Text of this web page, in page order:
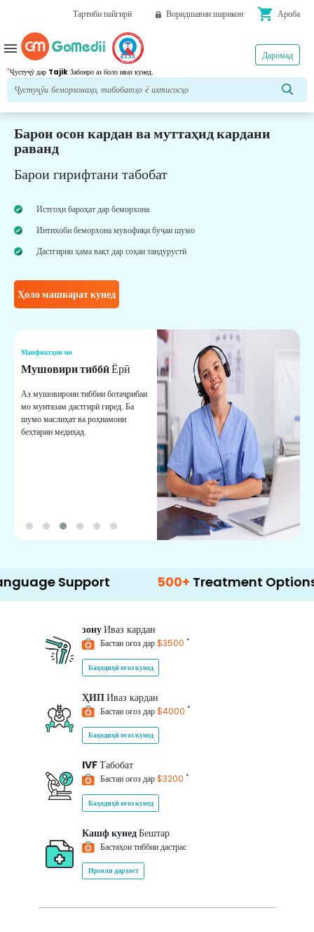
Тартиби пайгирӣ Воридшавии шарикон shopping_cart Ароба
*Ҷустуҷӯ дар Tajik Забонро аз боло иваз кунед.
Даромад
menu
Барои осон кардан ва муттаҳид кардани
раванд
Барои гирифтани табобат
Истгоҳи бароҳат дар беморхона
Интихоби беморхона мувофиқи буҷаи шумо
Дастгирии ҳама вақт дар соҳаи тандурустӣ
Ҳоло машварат кунед
Манфиатҳои мо
Мушовири тиббӣЁрӣ
Аз мушовирони тиббии ботаҷрибаи
мо мунтазам дастгирӣ гиред. Ба
шумо маслиҳат ва роҳнамоии
беҳтарин медиҳад.
500+ Treatment Options
зонуИваз кардан
Бастаи оғоз дар$3500 *
Баҳодиҳӣ оғоз кунед
ҲИПИваз кардан
Бастаи оғоз дар$4000 *
Баҳодиҳӣ оғоз кунед
IVFТабобат
Бастаи оғоз дар$3200 *
Баҳодиҳӣ оғоз кунед
Кашф кунедБештар
Бастаҳои тиббии дастрас
Ирсоли дархост